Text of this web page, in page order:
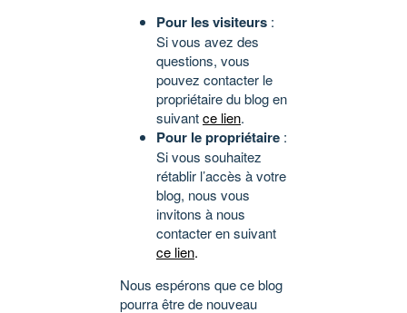
Pour les visiteurs :
Si vous avez des
questions, vous
pouvez contacter le
propriétaire du blog en
suivantce lien.
Pour le propriétaire :
Si vous souhaitez
rétablir l’accès à votre
blog, nous vous
invitons à nous
contacter en suivant
ce lien.
Nous espérons que ce blog
pourra être de nouveau